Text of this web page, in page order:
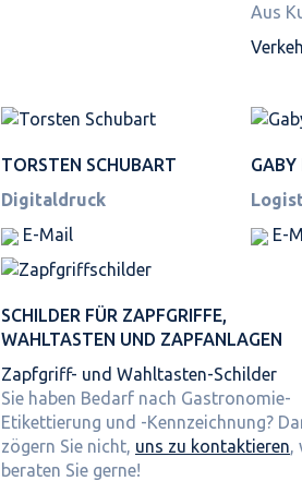
Aus
TORSTEN SCHUBART
Digitaldruck
E-Mail
GABY
E-
SCHILDER FÜR ZAPFGRIFFE,
WAHLTASTEN UND ZAPFANLAGEN
Zapfgriff- und Wahltasten-Schilder
Sie haben Bedarf nach Gastronomie-
Etikettierung und -Kennzeichnung?
zögern Sie nicht, uns zu kontaktieren,
beraten Sie gerne!